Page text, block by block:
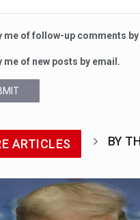
me of follow-up comments
me of new posts by email.
ARTICLES BY